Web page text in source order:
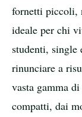
fornetti piccoli,
ideale per chi
studenti, single
rinunciare a
vasta gamma
compatti, dai